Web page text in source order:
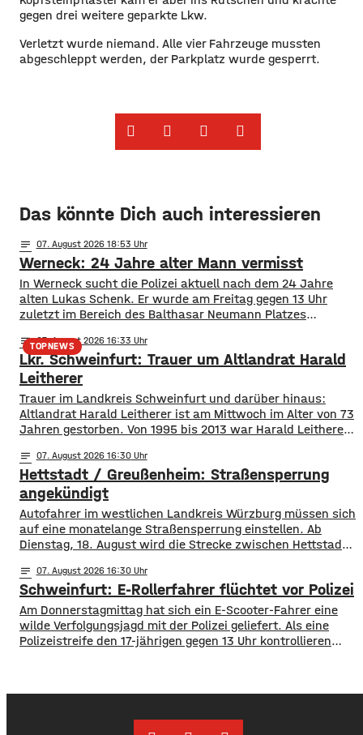
gegen drei weitere geparkte Lkw.
Verletzt wurde niemand. Alle vier Fahrzeuge mussten
abgeschleppt werden, der Parkplatz wurde gesperrt.
Das könnte Dich auch interessieren
notes 07. August 2026 18:53
Werneck: 24 Jahre alter Mann vermisst
In Werneck sucht die Polizei aktuell nach dem 24 Jahre
alten Lukas Schenk. Er wurde am Freitag gegen 13 Uhr
zuletzt im Bereich des Balthasar Neumann Platzes
Suchmaßnahmen der Polizei sind bislang ohne Erfolg
geblieben. Deswegen bitten die Ermittler jetzt um Hinweise
aus der Bevölkerung. Lukas Schenk könnte
TOPNEWS
notes 07. August 2026 16:33
Lkr. Schweinfurt: Trauer um Altlandrat Harald
Leitherer
Trauer im Landkreis Schweinfurt und darüber hinaus:
Altlandrat Harald Leitherer ist am Mittwoch im Alter von 73
Jahren gestorben. Von 1995 bis 2013 war Harald Leitherer
wurde das Kreisstraßennetz ausgebaut, aber auch ein
flächendeckendes Radwegenetz mit einer Länge von über
1.000 Kilometern geschaffen. Außerdem führte der
notes 07. August 2026 16:30
Hettstadt / Greußenheim: Straßensperrung
angekündigt
Autofahrer im westlichen Landkreis Würzburg müssen sich
auf eine monatelange Straßensperrung einstellen. Ab
Dienstag, 18. August wird die Strecke zwischen Hettstadt
Staatliche Bauamt an. Die Fahrbahn muss erneuert
werden, sie weist Verdrückungen, Abbrüche, Risse und
gebrochene Fahrbahnränder auf. Auch die Entwässerung
muss erneuert werden. Die Arbeiten seien unter
notes 07. August 2026 16:30
Schweinfurt: E-Rollerfahrer flüchtet vor Polizei
Am Donnerstagmittag hat sich ein E-Scooter-Fahrer eine
wilde Verfolgungsjagd mit der Polizei geliefert. Als eine
Polizeistreife den 17-jährigen gegen 13 Uhr kontrollieren